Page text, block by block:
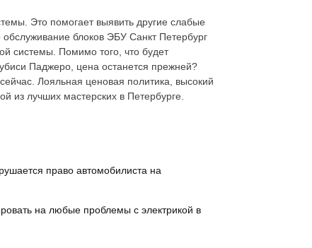
Это помогает выявить другие слабые
блоков ЭБУ Санкт Петербург
системы. Помимо того, что будет
Паджеро, цена останется прежней?
Лояльная ценовая политика, высокий
из лучших мастерских в Петербурге.
право автомобилиста на
на любые проблемы с электрикой в